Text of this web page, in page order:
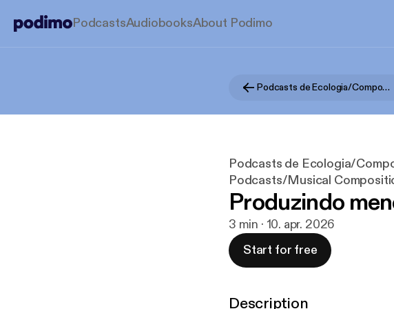
PodcastsAudiobooksAbout Podimo
Podcasts de Ecologia/Composições musicais/Natureza Ecology Podcasts/Musical Compositions/Nature
Podcasts de Ecologia/
Podcasts/Musical
Produzindo
3 min · 10. apr. 2026
Start for free
Description